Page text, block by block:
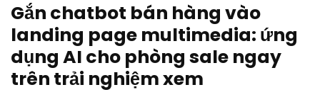
Gắn chatbot bán hàng vào
landing page multimedia: ứng
dụng AI cho phòng sale ngay
trên trải nghiệm xem